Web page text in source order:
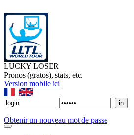
LUCKY LOSER
Pronos (gratos), stats, etc.
Version mobile ici
Obtenir un nouveau mot de passe